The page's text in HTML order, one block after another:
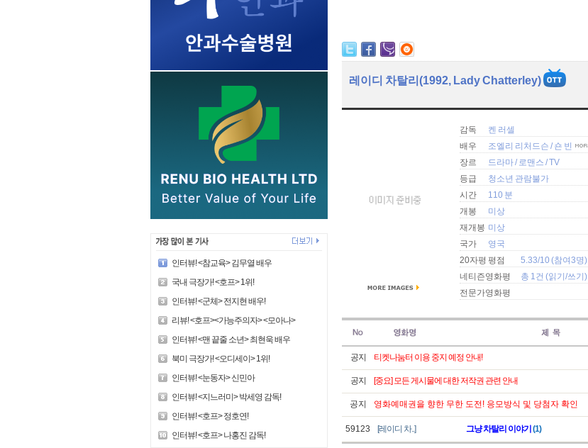
인터뷰! <참교육> 김무열 배우
국내 극장가! <호프> 1위!
인터뷰! <군체> 전지현 배우!
리뷰! <호프><가능주의자> <모아나>
인터뷰! <맨 끝줄 소년> 최현욱 배우
북미 극장가! <오디세이> 1위!
인터뷰! <눈동자> 신민아
인터뷰! <지느러미> 박세영 감독!
인터뷰! <호프> 정호연!
인터뷰! <호프> 나홍진 감독!
레이디 차탈리(1992, Lady Chatterley)
감독
켄 러셀
배우
조엘리 리처드슨 /숀 빈
장르
드라마/로맨스 /TV
등급
청소년 관람불가
시간
110 분
개봉
미상
재개봉 미상
국가
영국
20자평 평점
5.33/10 (참여3명)
네티즌영화평
총 1건 (읽기 /쓰기 )
전문가영화평
공지 티켓나눔터 이용 중지 예정 안내!
공지 [중요] 모든 게시물에 대한 저작권 관련 안내
공지 영화예매권을 향한 무한 도전! 응모방식 및 당첨자 확인
59123 [레이디 차..] 그냥 차탈리 이야기 (1)